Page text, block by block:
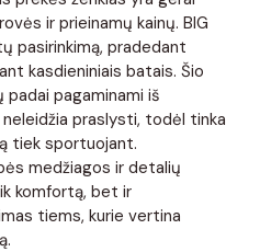
ir prieinamų kainų. BIG
pasirinkimą, pradedant
kasdieniniais batais. Šio
pagaminami iš
praslysti, todėl tinka
tiek sportuojant.
medžiagos ir detalių
komfortą, bet ir
tiems, kurie vertina